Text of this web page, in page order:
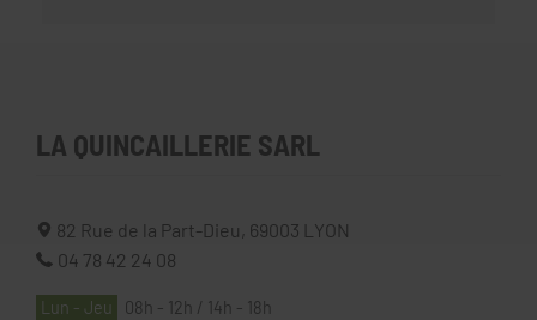
LA QUINCAILLERIE SARL
82 Rue de la Part-Dieu, 69003
LYON
04 78 42 24 08
Lun - Jeu
08h - 12h / 14h - 18h